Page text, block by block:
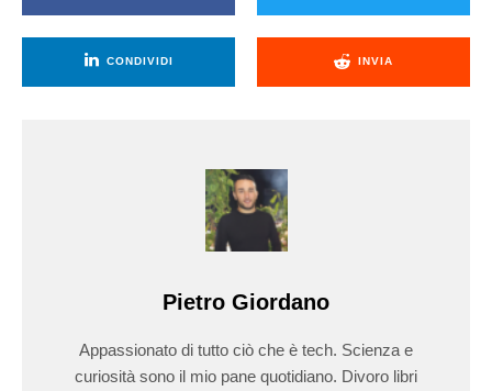
CONDIVIDI INVIA
Pietro Giordano
Appassionato di tutto ciò che è tech. Scienza e
curiosità sono il mio pane quotidiano. Divoro libri